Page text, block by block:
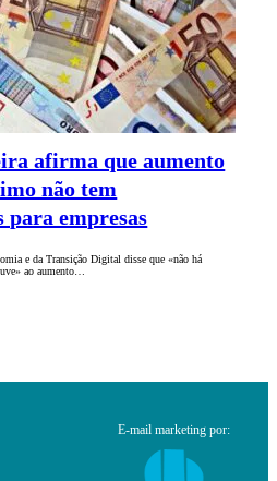
afirma que aumento
não tem
empresas
e da Transição Digital disse que «não há
ao aumento…
E-mail marketing por: